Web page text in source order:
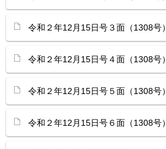
令和２年12月15日号３面（1308号）
令和２年12月15日号４面（1308号）
令和２年12月15日号５面（1308号）
令和２年12月15日号６面（1308号）